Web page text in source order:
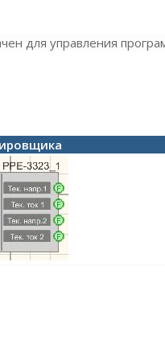
для управления